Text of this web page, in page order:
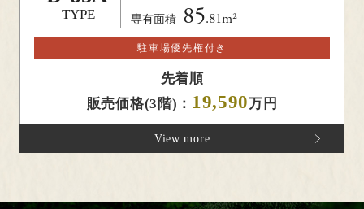
TYPE 専有面積 85.81m²
先着順
販売価格(3階)： 19,590万円
駐車場優先権付き
View more